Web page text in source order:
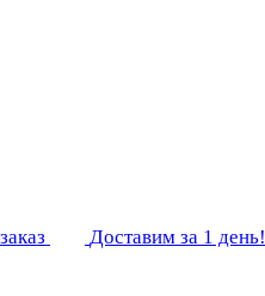
Доставим за 1 день!